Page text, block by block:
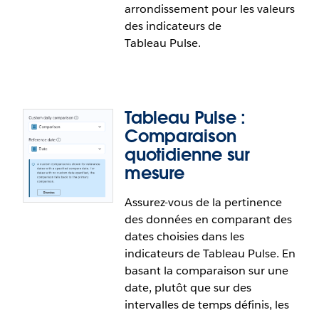
Marquez les indicateurs auxquels on peut se fier
pour aider les utilisateurs à prendre des décisions
d’affaires éclairées. Une icône verte s’affichant
arrondissement pour les valeurs
des indicateurs de
Tableau Pulse.
Tableau Pulse : Configuration du
nombre de décimales
Indiquez manuellement le nombre de décimales
après arrondissement pour les valeurs des
indicateurs de Tableau Pulse.
Tableau Pulse :
Comparaison
quotidienne sur
mesure
Assurez-vous de la pertinence
des données en comparant des
dates choisies dans les
indicateurs de Tableau Pulse. En
basant la comparaison sur une
date, plutôt que sur des
intervalles de temps définis, les